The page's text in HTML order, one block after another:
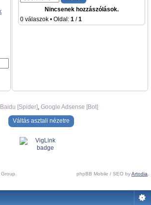
Nincsenek hozzászólások.
0 válaszok • Oldal: 1 /1
Baidu [Spider], Google Adsense [Bot]
Váltás asztali nézetre
phpBB Mobile / SEO byArtodia.